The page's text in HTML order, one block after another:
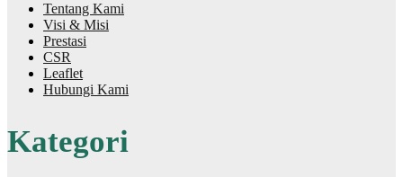
Tentang Kami
Visi & Misi
Prestasi
CSR
Leaflet
Hubungi Kami
Kategori